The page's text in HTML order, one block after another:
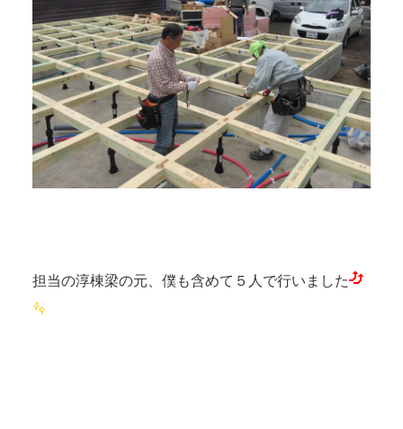
担当の淳棟梁の元、僕も含めて５人で行いました